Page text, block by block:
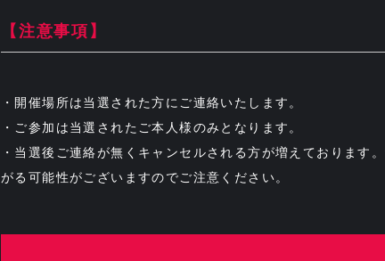
【注意事項】
・開催場所は当選された方にご連絡いたします。
・ご参加は当選されたご本人様のみとなります。
・当選後ご連絡が無くキャンセルされる方が増えております
がる可能性がございますのでご注意ください。